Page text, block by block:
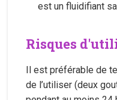
est un fluidifiant
Risques
Il est préférable de
de l’utiliser (deux